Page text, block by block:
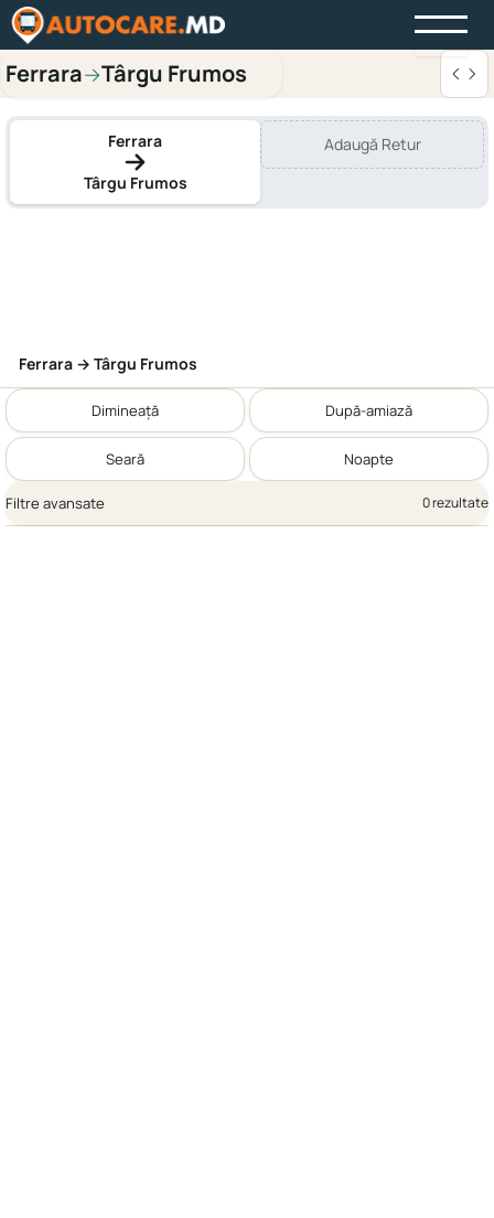
Ferrara→Târgu Frumos
Ferrara
Târgu Frumos
Adaugă Retur
Ferrara → Târgu Frumos
Dimineață După-amiază
Seară Noapte
Filtre avansate 0 rezultate